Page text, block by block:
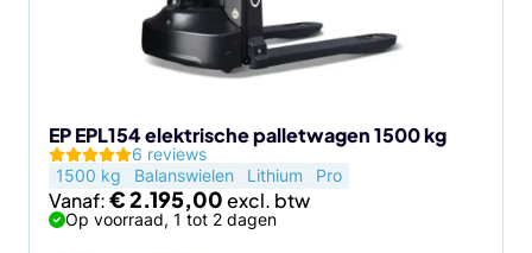
EP EPL154 elektrische palletwagen 1500 kg
6 reviews
1500 kg
Balanswielen Lithium Pro
Vanaf:€2.195,00
Op voorraad, 1 tot 2 dagen
de
productpagina